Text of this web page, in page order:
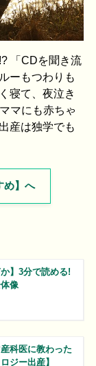
「CDを聞き流
ーもつわりも
寝て、夜泣き
マにも赤ちゃ
産は独学でも
め】へ
】3分で読める!
像
科医に教わった
ジー出産】